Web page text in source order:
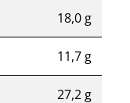
18,0 g
11,7 g
27,2 g